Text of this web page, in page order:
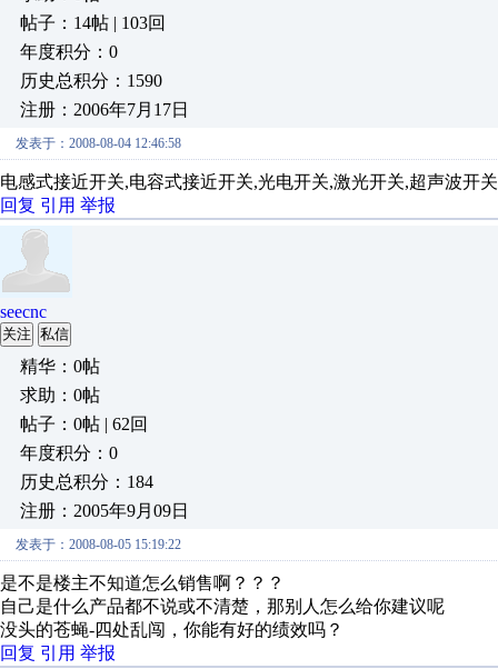
帖子：14帖 | 103回
年度积分：0
历史总积分：1590
注册：2006年7月17日
发表于：2008-08-04 12:46:58
电感式接近开关,电容式接近开关,光电开关,激光开关,超声波开
回复 引用 举报
seecnc
关注 私信
精华：0帖
求助：0帖
帖子：0帖 | 62回
年度积分：0
历史总积分：184
注册：2005年9月09日
发表于：2008-08-05 15:19:22
是不是楼主不知道怎么销售啊？？？
自己是什么产品都不说或不清楚，那别人怎么给你建议呢
没头的苍蝇-四处乱闯，你能有好的绩效吗？
回复 引用 举报